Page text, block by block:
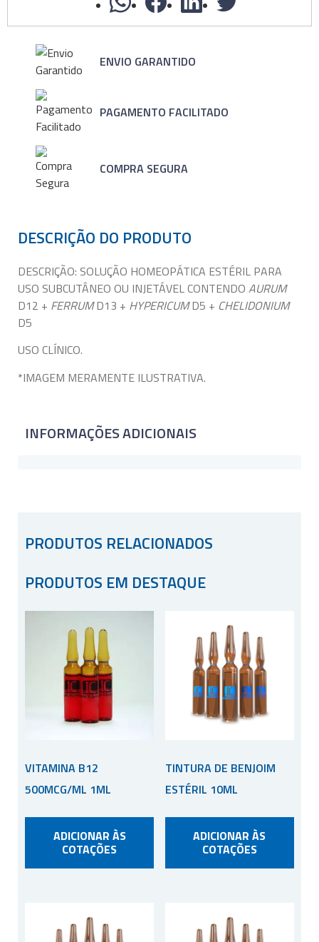
ENVIO GARANTIDO
PAGAMENTO FACILITADO
COMPRA SEGURA
DESCRIÇÃO DO PRODUTO
DESCRIÇÃO: SOLUÇÃO HOMEOPÁTICA ESTÉRIL PARA
USO SUBCUTÂNEO OU INJETÁVEL CONTENDO AURUM
D12 + FERRUMD13 + HYPERICUMD5 + CHELIDONIUM
D5
USO CLÍNICO.
*IMAGEM MERAMENTE ILUSTRATIVA.
INFORMAÇÕES ADICIONAIS
PRODUTOS RELACIONADOS
PRODUTOS EM DESTAQUE
VITAMINA B12
500MCG/ML 1ML
ADICIONAR ÀS
COTAÇÕES
TINTURA DE BENJOIM
ESTÉRIL 10ML
ADICIONAR ÀS
COTAÇÕES